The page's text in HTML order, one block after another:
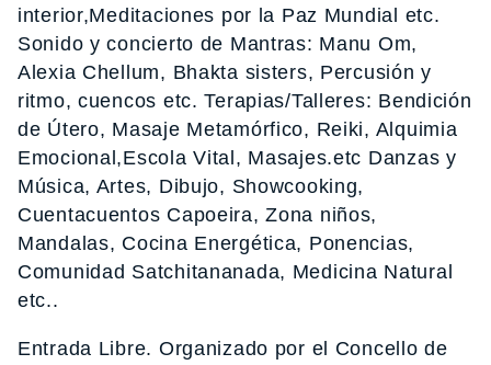
interior,Meditaciones por la Paz Mundial etc.
Sonido y concierto de Mantras: Manu Om,
Alexia Chellum, Bhakta sisters, Percusión y
ritmo, cuencos etc. Terapias/Talleres: Bendición
de Útero, Masaje Metamórfico, Reiki, Alquimia
Emocional,Escola Vital, Masajes.etc Danzas y
Música, Artes, Dibujo, Showcooking,
Cuentacuentos Capoeira, Zona niños,
Mandalas, Cocina Energética, Ponencias,
Comunidad Satchitananada, Medicina Natural
etc..
Entrada Libre. Organizado por el Concello de